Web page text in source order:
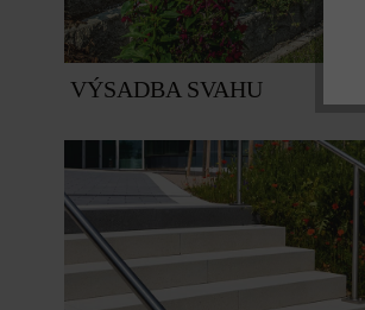
VÝSADBA SVAHU